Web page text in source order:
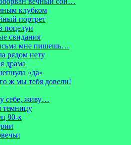
клубком
портрет
поцелуи
свидания
мне пишешь…
рядом нету
драма
«да»
ж мы тебя довели!
себе, живу…
темницу
80-х